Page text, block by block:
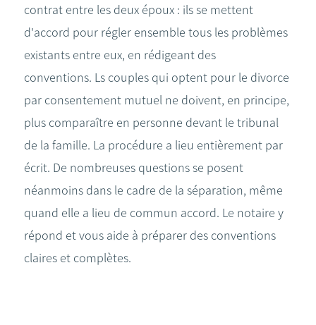
contrat entre les deux époux : ils se mettent
d'accord pour régler ensemble tous les problèmes
existants entre eux, en rédigeant des
conventions. Ls couples qui optent pour le divorce
par consentement mutuel ne doivent, en principe,
plus comparaître en personne devant le tribunal
de la famille. La procédure a lieu entièrement par
écrit. De nombreuses questions se posent
néanmoins dans le cadre de la séparation, même
quand elle a lieu de commun accord. Le notaire y
répond et vous aide à préparer des conventions
claires et complètes.